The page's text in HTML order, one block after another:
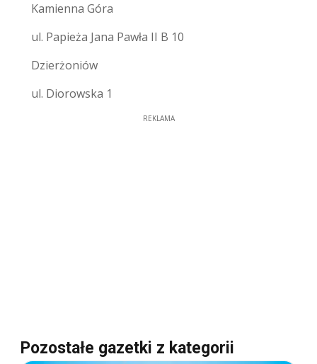
Kamienna Góra
ul. Papieża Jana Pawła II B 10
Dzierżoniów
ul. Diorowska 1
REKLAMA
Pozostałe gazetki z kategorii